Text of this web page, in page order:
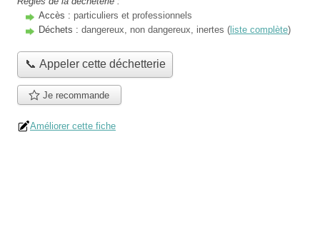
Accès : particuliers et professionnels
Déchets : dangereux, non dangereux, inertes ( liste complète)
📞 Appeler cette déchetterie
Je recommande
Améliorer cette fiche